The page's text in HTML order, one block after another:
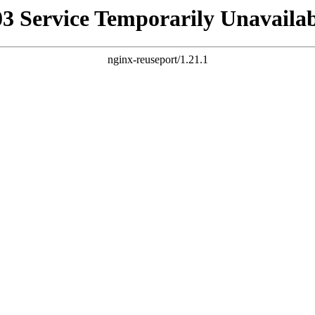
Service Temporarily
nginx-reuseport/1.21.1